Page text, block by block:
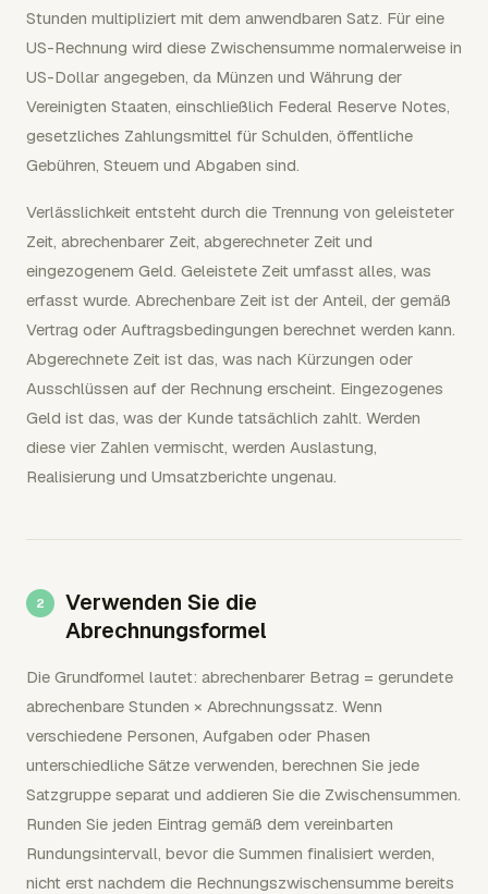
Stunden multipliziert mit dem anwendbaren Satz. Für eine
US-Rechnung wird diese Zwischensumme normalerweise in
US-Dollar angegeben, da Münzen und Währung der
Vereinigten Staaten, einschließlich Federal Reserve Notes,
gesetzliches Zahlungsmittel für Schulden, öffentliche
Gebühren, Steuern und Abgaben sind.
Verlässlichkeit entsteht durch die Trennung von geleisteter
Zeit, abrechenbarer Zeit, abgerechneter Zeit und
eingezogenem Geld. Geleistete Zeit umfasst alles, was
erfasst wurde. Abrechenbare Zeit ist der Anteil, der gemäß
Vertrag oder Auftragsbedingungen berechnet werden kann.
Abgerechnete Zeit ist das, was nach Kürzungen oder
Ausschlüssen auf der Rechnung erscheint. Eingezogenes
Geld ist das, was der Kunde tatsächlich zahlt. Werden
diese vier Zahlen vermischt, werden Auslastung,
Realisierung und Umsatzberichte ungenau.
Verwenden Sie die
Abrechnungsformel
Die Grundformel lautet: abrechenbarer Betrag = gerundete
abrechenbare Stunden × Abrechnungssatz. Wenn
verschiedene Personen, Aufgaben oder Phasen
unterschiedliche Sätze verwenden, berechnen Sie jede
Satzgruppe separat und addieren Sie die Zwischensummen.
Runden Sie jeden Eintrag gemäß dem vereinbarten
Rundungsintervall, bevor die Summen finalisiert werden,
nicht erst nachdem die Rechnungszwischensumme bereits